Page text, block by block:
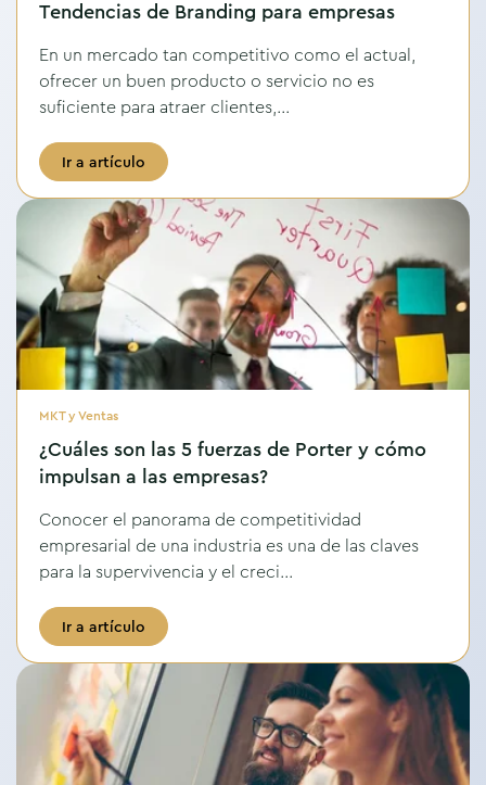
Tendencias de Branding para empresas
En un mercado tan competitivo como el actual,
ofrecer un buen producto o servicio no es
suficiente para atraer clientes,...
Ir a artículo
MKT y Ventas
¿Cuáles son las 5 fuerzas de Porter y cómo
impulsan a las empresas?
Conocer el panorama de competitividad
empresarial de una industria es una de las claves
para la supervivencia y el creci...
Ir a artículo